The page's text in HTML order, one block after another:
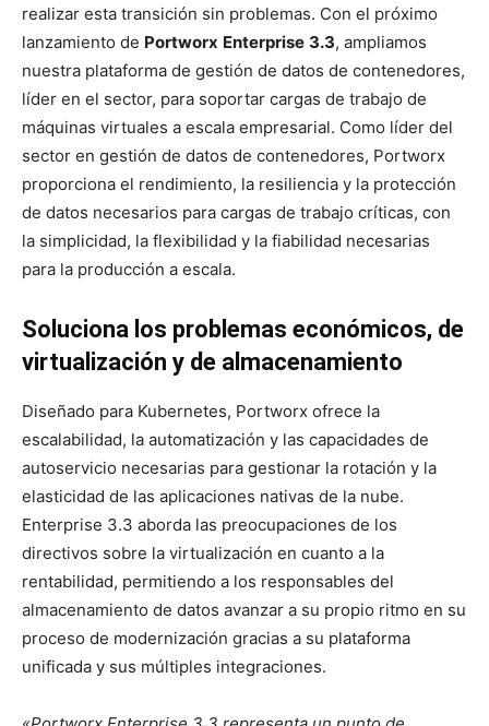
realizar esta transición sin problemas. Con el próximo
lanzamiento de Portworx Enterprise 3.3, ampliamos
nuestra plataforma de gestión de datos de contenedores,
líder en el sector, para soportar cargas de trabajo de
máquinas virtuales a escala empresarial. Como líder del
sector en gestión de datos de contenedores, Portworx
proporciona el rendimiento, la resiliencia y la protección
de datos necesarios para cargas de trabajo críticas, con
la simplicidad, la flexibilidad y la fiabilidad necesarias
para la producción a escala.
Soluciona los problemas económicos, de
virtualización y de almacenamiento
Diseñado para Kubernetes, Portworx ofrece la
escalabilidad, la automatización y las capacidades de
autoservicio necesarias para gestionar la rotación y la
elasticidad de las aplicaciones nativas de la nube.
Enterprise 3.3 aborda las preocupaciones de los
directivos sobre la virtualización en cuanto a la
rentabilidad, permitiendo a los responsables del
almacenamiento de datos avanzar a su propio ritmo en su
proceso de modernización gracias a su plataforma
unificada y sus múltiples integraciones.